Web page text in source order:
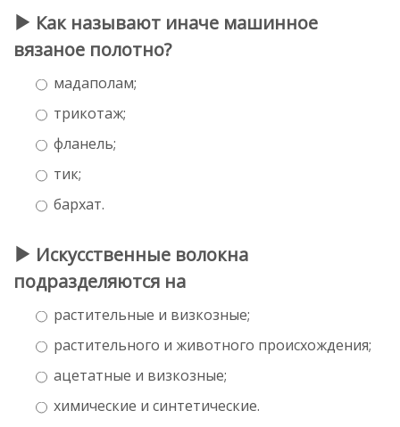
Как называют иначе машинное
вязаное полотно?
мадаполам;
трикотаж;
фланель;
тик;
бархат.
Искусственные волокна
подразделяются на
растительные и визкозные;
растительного и животного происхождения;
ацетатные и визкозные;
химические и синтетические.